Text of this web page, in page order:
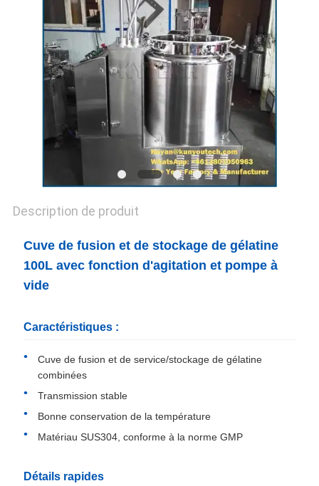
DEMANDEZ
UN DEVIS
PLAN
PRIVACY
Description de produit
Cuve de fusion et de stockage de gélatine
100L avec fonction d'agitation et pompe à
vide
Caractéristiques :
Cuve de fusion et de service/stockage de gélatine
combinées
Transmission stable
Bonne conservation de la température
Matériau SUS304, conforme à la norme GMP
Détails rapides